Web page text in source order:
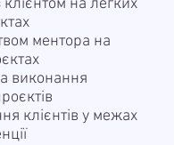
клієнтом на легких
ментора на
виконання
клієнтів у межах